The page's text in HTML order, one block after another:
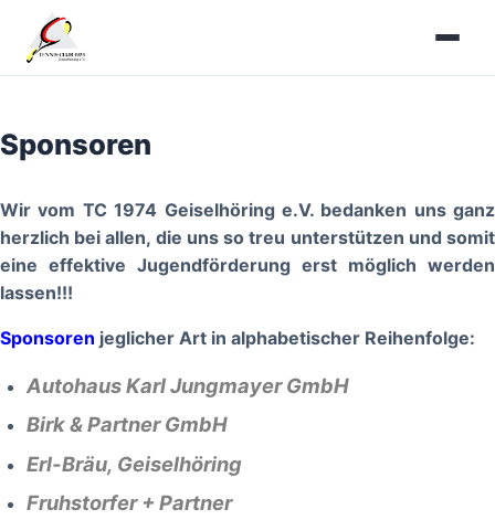
Inhalt
springen
Sponsoren
Wir vom TC 1974 Geiselhöring e.V. bedanken uns ganz
herzlich bei allen, die uns so treu unterstützen und somit
eine effektive Jugendförderung erst möglich werden
lassen!!!
Sponsoren jeglicher Art in alphabetischer Reihenfolge:
Autohaus Karl Jungmayer GmbH
Birk & Partner GmbH
Erl-Bräu, Geiselhöring
Fruhstorfer + Partner